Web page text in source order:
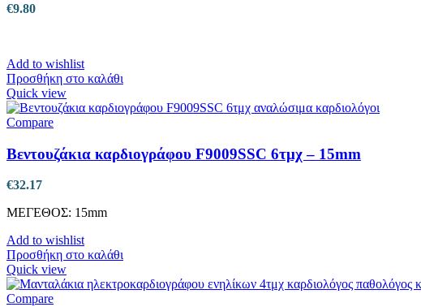
€9.80
Add to wishlist
Προσθήκη στο καλάθι
Quick view
Compare
Βεντουζάκια καρδιογράφου F9009SSC 6τμχ – 15mm
€32.17
ΜΕΓΕΘΟΣ: 15mm
Add to wishlist
Προσθήκη στο καλάθι
Quick view
Compare